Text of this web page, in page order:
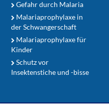
Gefahr durch Malaria
Malariaprophylaxe in
der Schwangerschaft
Malariaprophylaxe für
Kinder
Schutz vor
Insektenstiche und -bisse